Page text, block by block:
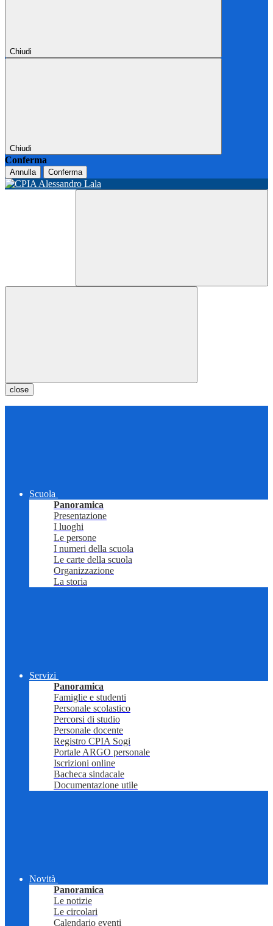
Chiudi
Chiudi
Conferma
Annulla Conferma
close
Scuola
Panoramica
Presentazione
I luoghi
Le persone
I numeri della scuola
Le carte della scuola
Organizzazione
La storia
Servizi
Panoramica
Famiglie e studenti
Personale scolastico
Percorsi di studio
Personale docente
Registro CPIA Sogi
Portale ARGO personale
Iscrizioni online
Bacheca sindacale
Documentazione utile
Novità
Panoramica
Le notizie
Le circolari
Calendario eventi